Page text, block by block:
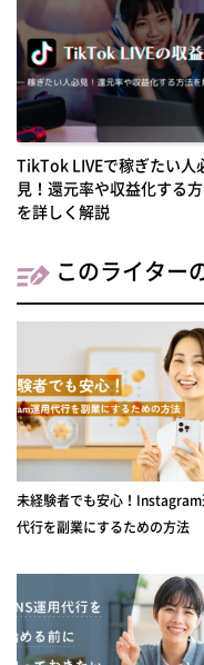
TikTok LIVEで稼ぎたい人
見！還元率や収益化する
を詳しく解説
このライター
未経験者でも安心！Instagram
代行を副業にするための方法